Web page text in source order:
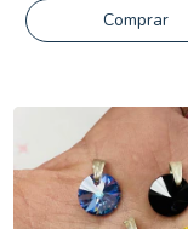
Comprar